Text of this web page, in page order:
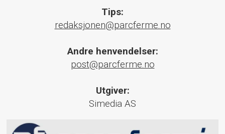
Tips:
redaksjonen@parcferme.no
Andre henvendelser:
post@parcferme.no
Utgiver:
Simedia AS